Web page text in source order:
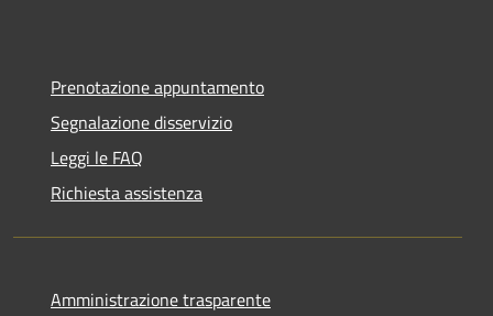
Prenotazione appuntamento
Segnalazione disservizio
Leggi le FAQ
Richiesta assistenza
Amministrazione trasparente